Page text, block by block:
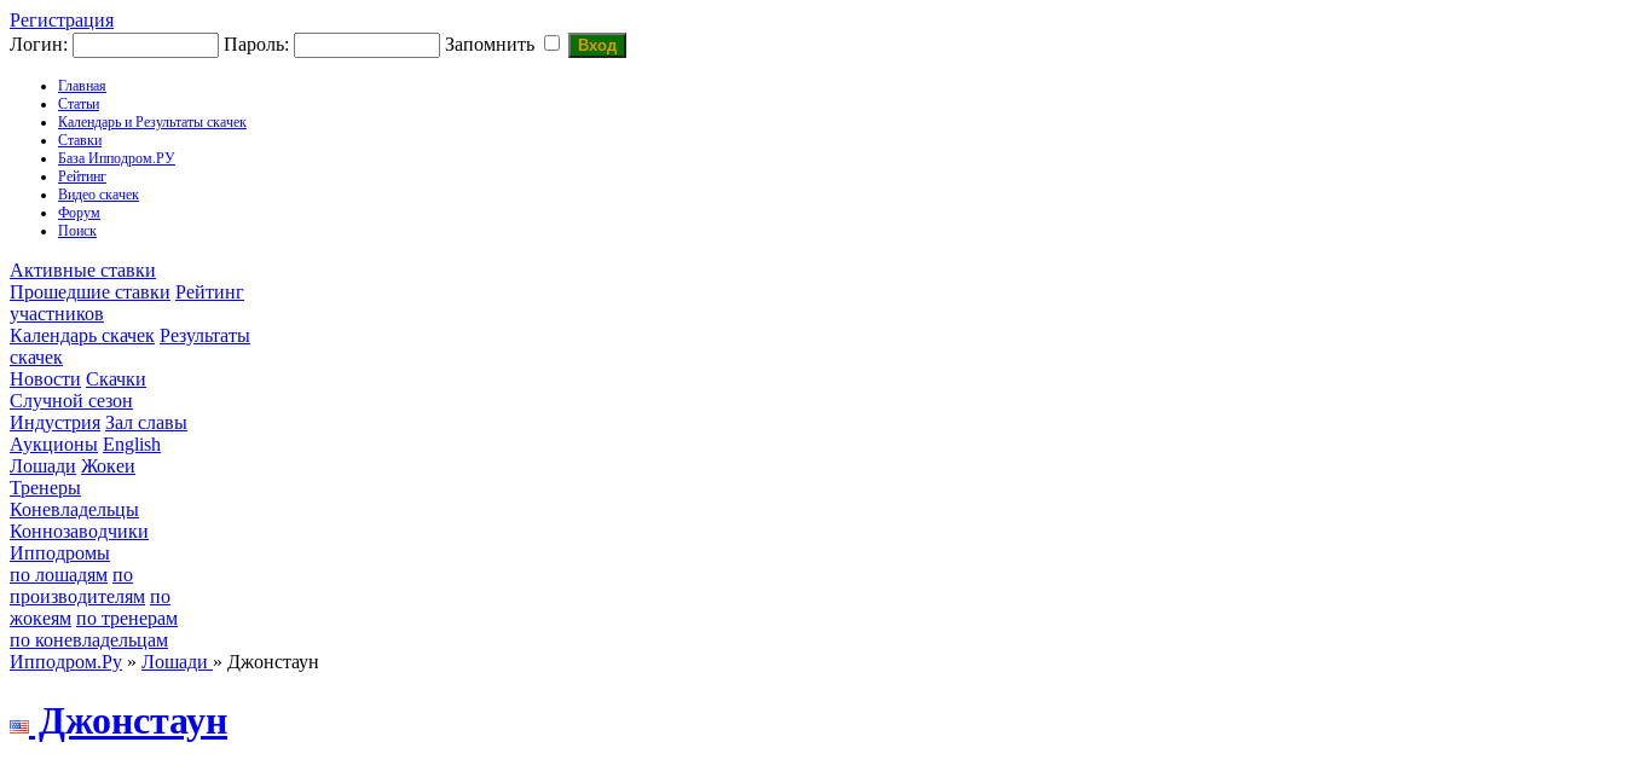
Регистрация
Логин:
Пароль: Запомнить
Главная
Статьи
Календарь и Результаты скачек
Ставки
База Ипподром.РУ
Рейтинг
Видео скачек
Форум
Поиск
Активные ставки
Прошедшие ставки Рейтинг
участников
Календарь скачек Результаты
скачек
Новости Скачки
Случной сезон
Индустрия Зал славы
Аукционы English
Лошади Жокеи
Тренеры
Коневладельцы
Коннозаводчики
Ипподромы
по лошадям по
производителям по
жокеям по тренерам
по коневладельцам
Ипподром.Ру » Лошади » Джонстаун
Джонстаун